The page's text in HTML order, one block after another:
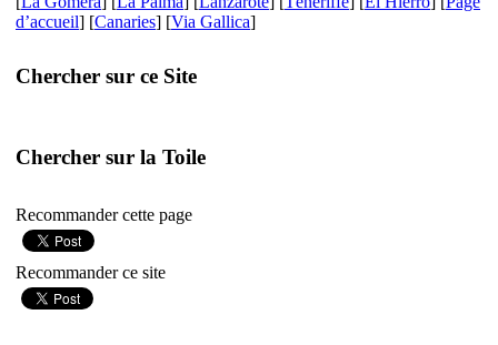
d’accueil] [Canaries] [Via Gallica]
Chercher sur ce Site
Chercher sur la Toile
Recommander cette page
Recommander ce site